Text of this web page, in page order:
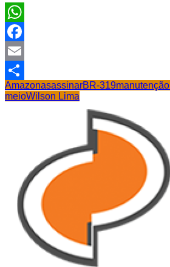
WhatsApp
Facebook
Email
Share
AmazonasassinarBR-319manutenção
meioWilson Lima